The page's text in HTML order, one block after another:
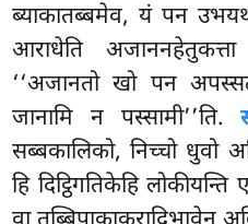
ब्याकातब्बमेव, यं पन
आराधेति
‘‘अजानतो खो पन
जानामि न पस्सामी’’ति.
सब्बकालिको, निच्चो धुवो
हि दिट्ठिगतिकेहि